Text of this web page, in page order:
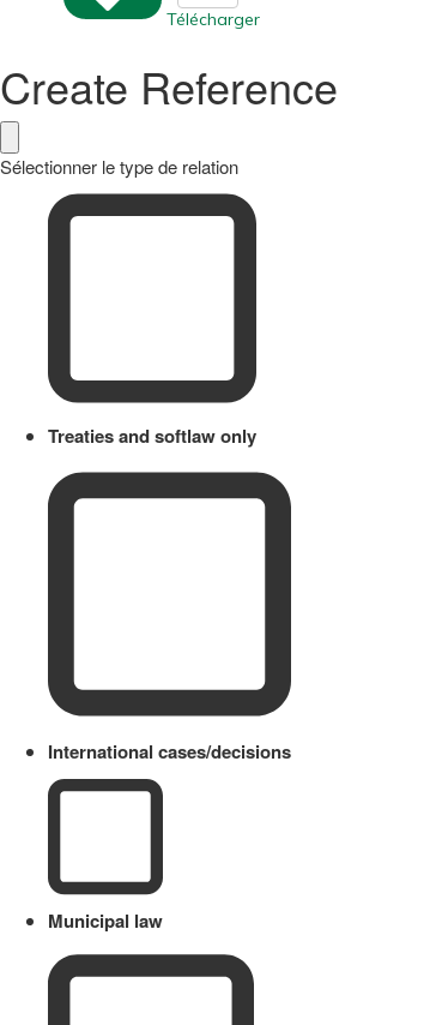
Télécharger
Create Reference
Sélectionner le type de relation
Treaties and softlaw only
International cases/decisions
Municipal law